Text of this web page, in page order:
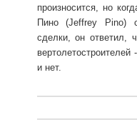
произносится, но
Пино (Jeffrey Pino)
сделки, он ответил,
и нет.